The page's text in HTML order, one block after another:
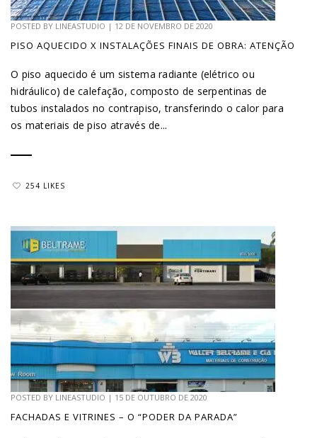
POSTED BY LINEASTUDIO | 12 DE NOVEMBRO DE 2020
PISO AQUECIDO X INSTALAÇÕES FINAIS DE OBRA: ATENÇÃO
O piso aquecido é um sistema radiante (elétrico ou
hidráulico) de calefação, composto de serpentinas de
tubos instalados no contrapiso, transferindo o calor para
os materiais de piso através de...
254 LIKES
POSTED BY LINEASTUDIO | 15 DE OUTUBRO DE 2020
FACHADAS E VITRINES – O “PODER DA PARADA”